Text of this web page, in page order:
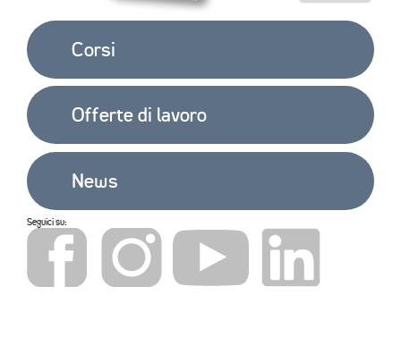
Corsi
Offerte di lavoro
News
Seguici su: